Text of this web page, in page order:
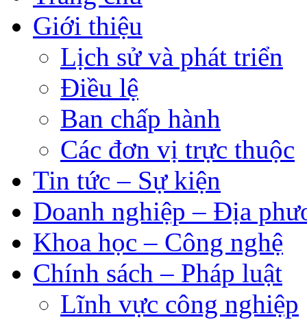
Giới thiệu
Lịch sử và phát triển
Điều lệ
Ban chấp hành
Các đơn vị trực thuộc
Tin tức – Sự kiện
Doanh nghiệp – Địa
Khoa học – Công nghệ
Chính sách – Pháp luật
Lĩnh vực công nghiệp